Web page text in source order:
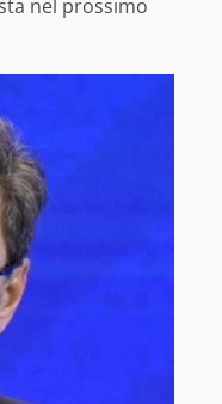
nel prossimo